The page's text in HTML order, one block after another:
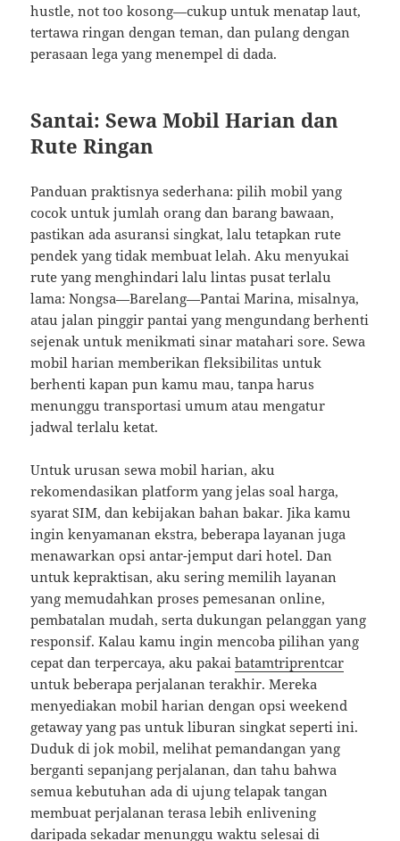
hustle, not too kosong—cukup untuk menatap laut,
tertawa ringan dengan teman, dan pulang dengan
perasaan lega yang menempel di dada.
Santai: Sewa Mobil Harian dan
Rute Ringan
Panduan praktisnya sederhana: pilih mobil yang
cocok untuk jumlah orang dan barang bawaan,
pastikan ada asuransi singkat, lalu tetapkan rute
pendek yang tidak membuat lelah. Aku menyukai
rute yang menghindari lalu lintas pusat terlalu
lama: Nongsa—Barelang—Pantai Marina, misalnya,
atau jalan pinggir pantai yang mengundang berhenti
sejenak untuk menikmati sinar matahari sore. Sewa
mobil harian memberikan fleksibilitas untuk
berhenti kapan pun kamu mau, tanpa harus
menunggu transportasi umum atau mengatur
jadwal terlalu ketat.
Untuk urusan sewa mobil harian, aku
rekomendasikan platform yang jelas soal harga,
syarat SIM, dan kebijakan bahan bakar. Jika kamu
ingin kenyamanan ekstra, beberapa layanan juga
menawarkan opsi antar-jemput dari hotel. Dan
untuk kepraktisan, aku sering memilih layanan
yang memudahkan proses pemesanan online,
pembatalan mudah, serta dukungan pelanggan yang
responsif. Kalau kamu ingin mencoba pilihan yang
cepat dan terpercaya, aku pakaibatamtriprentcar
untuk beberapa perjalanan terakhir. Mereka
menyediakan mobil harian dengan opsi weekend
getaway yang pas untuk liburan singkat seperti ini.
Duduk di jok mobil, melihat pemandangan yang
berganti sepanjang perjalanan, dan tahu bahwa
semua kebutuhan ada di ujung telapak tangan
membuat perjalanan terasa lebih enlivening
daripada sekadar menunggu waktu selesai di